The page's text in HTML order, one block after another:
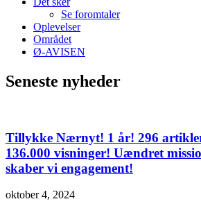
Se foromtaler
Oplevelser
Området
Ø-AVISEN
Seneste nyheder
Tillykke Nærnyt! 1 år! 296
136.000 visninger! Uændret
skaber vi engagement!
oktober 4, 2024